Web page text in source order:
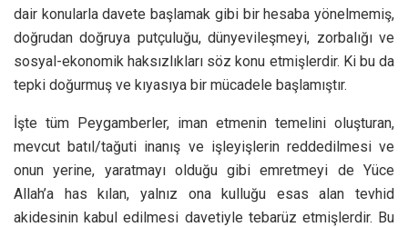
dair konularla davete başlamak gibi bir hesaba yönelmemiş,
doğrudan doğruya putçuluğu, dünyevileşmeyi, zorbalığı ve
sosyal-ekonomik haksızlıkları söz konu etmişlerdir. Ki bu da
tepki doğurmuş ve kıyasıya bir mücadele başlamıştır.
İşte tüm Peygamberler, iman etmenin temelini oluşturan,
mevcut batıl/tağuti inanış ve işleyişlerin reddedilmesi ve
onun yerine, yaratmayı olduğu gibi emretmeyi de Yüce
Allah’a has kılan, yalnız ona kulluğu esas alan tevhid
akidesinin kabul edilmesi davetiyle tebarüz etmişlerdir. Bu